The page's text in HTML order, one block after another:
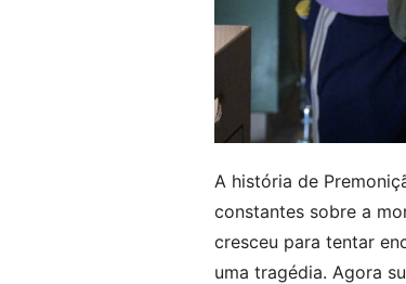
A história de
constantes sobre a
cresceu para tentar
uma tragédia. Agora